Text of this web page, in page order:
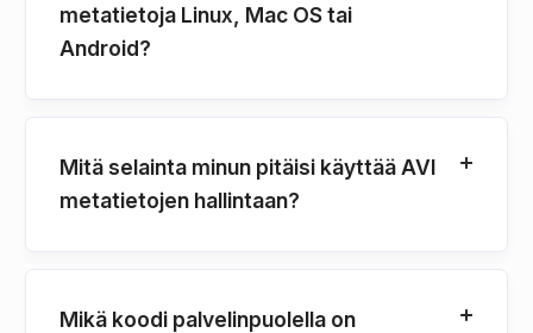
metatietoja Linux, Mac OS tai
Android?
Mitä selainta minun pitäisi käyttää AVI
metatietojen hallintaan?
Mikä koodi palvelinpuolella on